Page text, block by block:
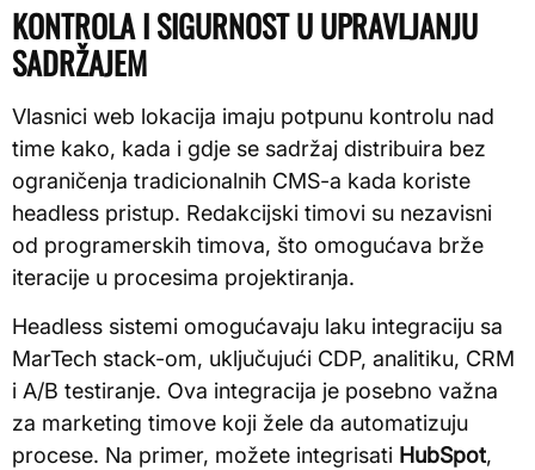
KONTROLA I SIGURNOST U UPRAVLJANJU
SADRŽAJEM
Vlasnici web lokacija imaju potpunu kontrolu nad
time kako, kada i gdje se sadržaj distribuira bez
ograničenja tradicionalnih CMS-a kada koriste
headless pristup. Redakcijski timovi su nezavisni
od programerskih timova, što omogućava brže
iteracije u procesima projektiranja.
Headless sistemi omogućavaju laku integraciju sa
MarTech stack-om, uključujući CDP, analitiku, CRM
i A/B testiranje. Ova integracija je posebno važna
za marketing timove koji žele da automatizuju
procese. Na primer, možete integrisati HubSpot,